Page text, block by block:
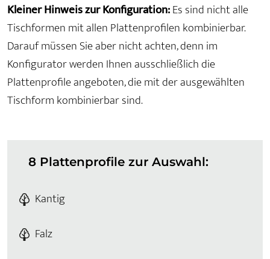
Kleiner Hinweis zur Konfiguration:Es sind nicht alle
Tischformen mit allen Plattenprofilen kombinierbar.
Darauf müssen Sie aber nicht achten, denn im
Konfigurator werden Ihnen ausschließlich die
Plattenprofile angeboten, die mit der ausgewählten
Tischform kombinierbar sind.
8 Plattenprofile zur Auswahl:
Kantig
Falz